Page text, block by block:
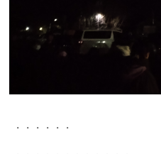
・・・・・・